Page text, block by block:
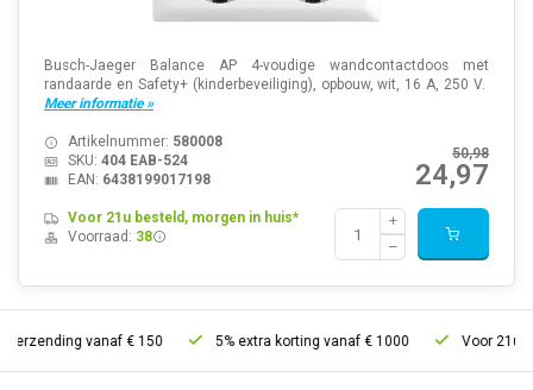
Busch-Jaeger Balance AP 4-voudige wandcontactdoos met
randaarde en Safety+ (kinderbeveiliging), opbouw, wit, 16 A, 250 V.
Meer informatie »
50,98
24,97
Artikelnummer: 580008
SKU: 404 EAB-524
EAN: 6438199017198
Voor 21u besteld, morgen in huis*
Voorraad: 38
vanaf € 150 5% extra korting vanaf € 1000 Voor 21u